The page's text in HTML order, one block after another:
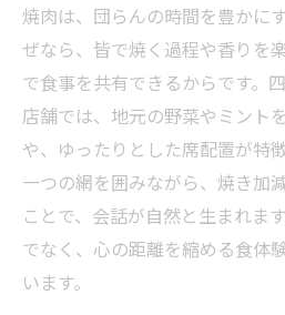
焼肉は、団らんの時間を豊かに
ぜなら、皆で焼く過程や香りを
で食事を共有できるからです。
店舗では、地元の野菜やミント
や、ゆったりとした席配置が特
一つの網を囲みながら、焼き加
ことで、会話が自然と生まれま
でなく、心の距離を縮める食体
います。